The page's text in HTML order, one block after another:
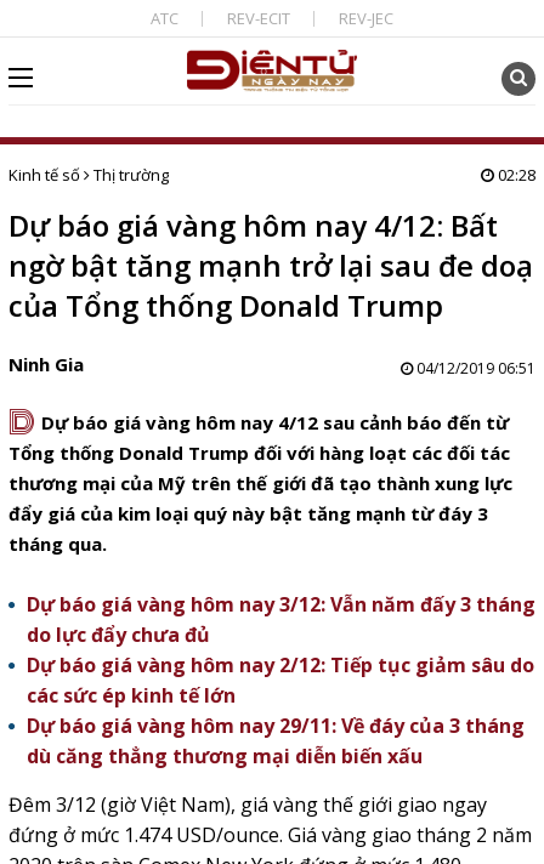
ATC REV-ECIT REV-JEC
Kinh tế số Thị trường 02:28
Dự báo giá vàng hôm nay 4/12: Bất
ngờ bật tăng mạnh trở lại sau đe doạ
của Tổng thống Donald Trump
Ninh Gia 04/12/2019 06:51
D Dự báo giá vàng hôm nay 4/12 sau cảnh báo đến từ
Tổng thống Donald Trump đối với hàng loạt các đối tác
thương mại của Mỹ trên thế giới đã tạo thành xung lực
đẩy giá của kim loại quý này bật tăng mạnh từ đáy 3
tháng qua.
Dự báo giá vàng hôm nay 3/12: Vẫn năm đấy 3 tháng
do lực đẩy chưa đủ
Dự báo giá vàng hôm nay 2/12: Tiếp tục giảm sâu do
các sức ép kinh tế lớn
Dự báo giá vàng hôm nay 29/11: Về đáy của 3 tháng
dù căng thẳng thương mại diễn biến xấu
Đêm 3/12 (giờ Việt Nam), giá vàng thế giới giao ngay
đứng ở mức 1.474 USD/ounce. Giá vàng giao tháng 2 năm